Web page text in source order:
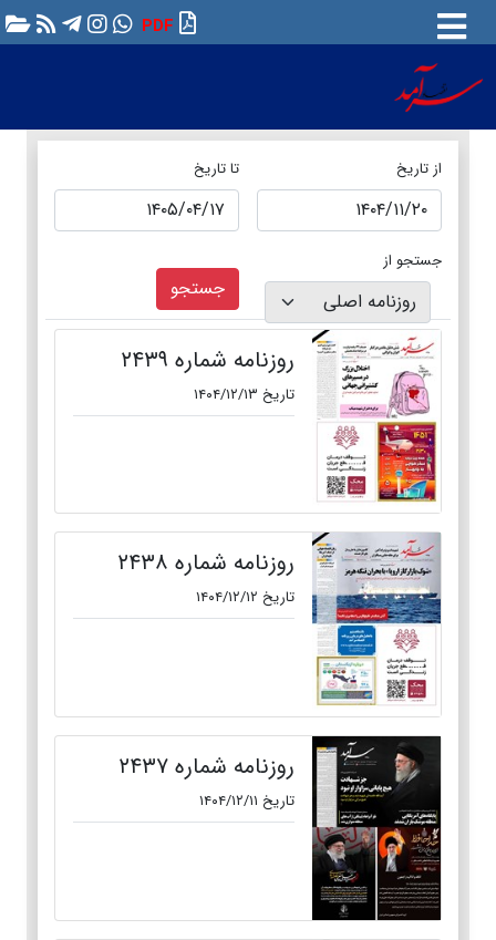
PDF
از تاریخ تا تاریخ
جستجو از
جستجو
روزنامه شماره ۲۴۳۹
تاریخ ۱۴۰۴/۱۲/۱۳
روزنامه شماره ۲۴۳۸
تاریخ ۱۴۰۴/۱۲/۱۲
روزنامه شماره ۲۴۳۷
تاریخ ۱۴۰۴/۱۲/۱۱